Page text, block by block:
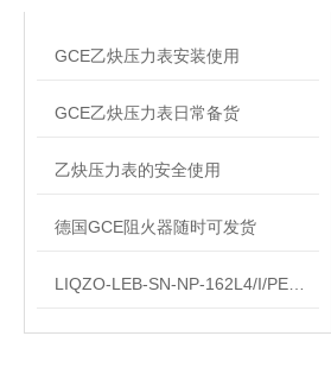
GCE乙炔压力表安装使用
GCE乙炔压力表日常备货
乙炔压力表的安全使用
德国GCE阻火器随时可发货